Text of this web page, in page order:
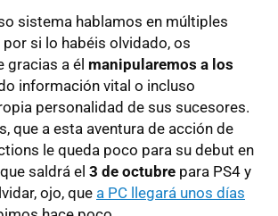
sistema hablamos en múltiples
si lo habéis olvidado, os
gracias a él manipularemos a los
información vital o incluso
personalidad de sus sucesores.
que a esta aventura de acción de
le queda poco para su debut en
saldrá el 3 de octubre para PS4 y
ojo, que a PC llegará unos días